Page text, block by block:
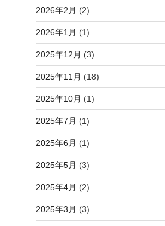
2026年2月 (2)
2026年1月 (1)
2025年12月 (3)
2025年11月 (18)
2025年10月 (1)
2025年7月 (1)
2025年6月 (1)
2025年5月 (3)
2025年4月 (2)
2025年3月 (3)